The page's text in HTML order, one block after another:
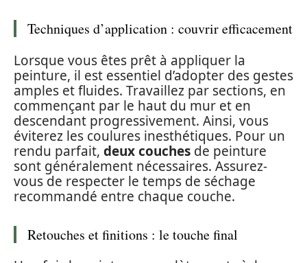
Techniques d’application : couvrir efficacement
Lorsque vous êtes prêt à appliquer la
peinture, il est essentiel d’adopter des gestes
amples et fluides. Travaillez par sections, en
commençant par le haut du mur et en
descendant progressivement. Ainsi, vous
éviterez les coulures inesthétiques. Pour un
rendu parfait, deux couches de peinture
sont généralement nécessaires. Assurez-
vous de respecter le temps de séchage
recommandé entre chaque couche.
Retouches et finitions : le touche final